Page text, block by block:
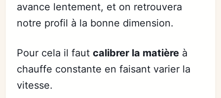
avance lentement, et on retrouvera
notre profil à la bonne dimension.
Pour cela il fautcalibrer la matière à
chauffe constante en faisant varier la
vitesse.